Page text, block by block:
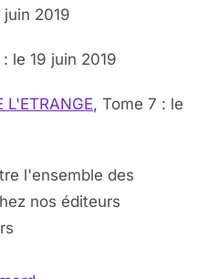
juin 2019
le 19 juin 2019
L'ETRANGE, Tome 7 : le
l'ensemble des
nos éditeurs